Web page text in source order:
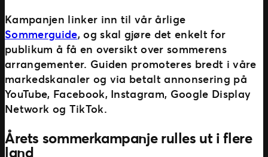
Kampanjen linker inn til vår årlige
Sommerguide, og skal gjøre det enkelt for
publikum å få en oversikt over sommerens
arrangementer. Guiden promoteres bredt i våre
markedskanaler og via betalt annonsering på
YouTube, Facebook, Instagram, Google Display
Network og TikTok.
Årets sommerkampanje rulles ut i flere
land